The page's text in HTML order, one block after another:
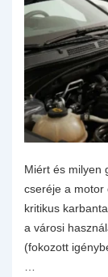
Miért és milyen
cseréje a motor
kritikus
a városi
(fokozott
…